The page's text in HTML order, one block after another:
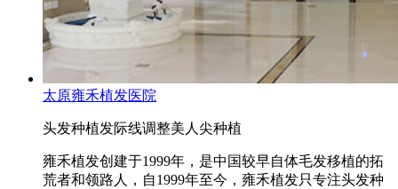
太原雍禾植发医院
头发种植发际线调整美人尖种植
雍禾植发创建于1999年，是中国较早自体毛发移植的拓
荒者和领路人，自1999年至今，雍禾植发只专注头发种